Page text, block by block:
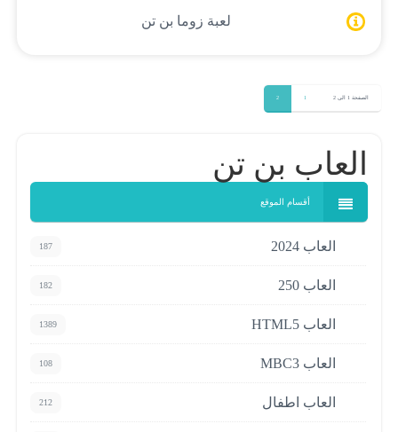
لعبة زوما بن تن
العاب بن تن
أقسام الموقع
العاب 2024 187
العاب 250 182
العاب HTML5 1389
العاب MBC3 108
العاب اطفال 212